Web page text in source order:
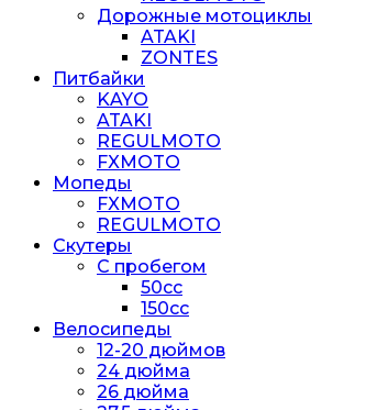
Дорожные мотоциклы
ATAKI
ZONTES
Питбайки
KAYO
ATAKI
REGULMOTO
FXMOTO
Мопеды
FXMOTO
REGULMOTO
Скутеры
С пробегом
50cc
150cc
Велосипеды
12-20 дюймов
24 дюйма
26 дюйма